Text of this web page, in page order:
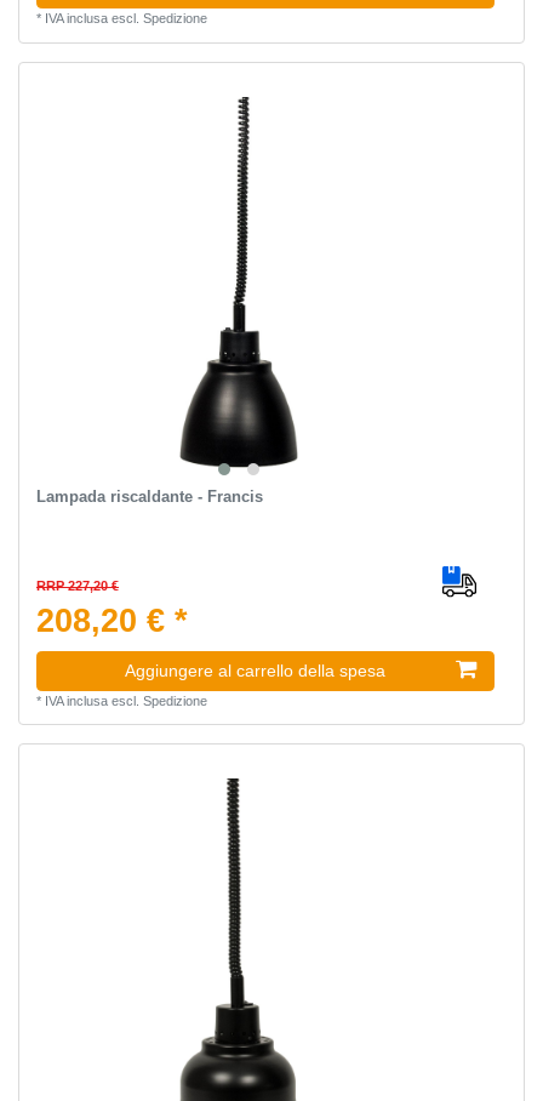
* IVA inclusaescl. Spedizione
Lampada riscaldante - Francis
RRP 227,20 €
208,20 € *
Aggiungere al carrello della spesa
* IVA inclusaescl. Spedizione